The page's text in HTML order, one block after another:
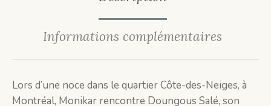
Informations complémentaires
Lors d’une noce dans le quartier Côte-des-Neiges, à
Montréal, Monikar rencontre Doungous Salé, son